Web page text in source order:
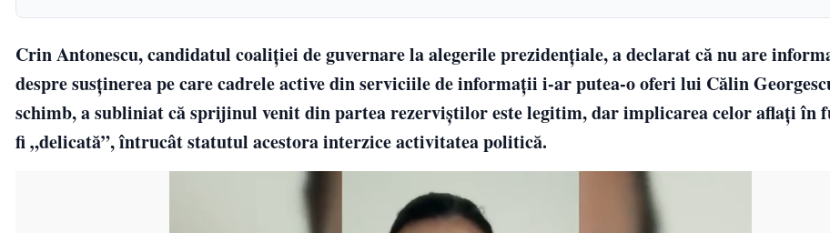
Crin Antonescu, candidatul coaliției de guvernare la alegerile prezidențiale, a declarat că nu are
despre susținerea pe care cadrele active din serviciile de informații i-ar putea-o oferi lui Călin
schimb, a subliniat că sprijinul venit din partea rezerviștilor este legitim, dar implicarea celor aflați în
fi „delicată”, întrucât statutul acestora interzice activitatea politică.